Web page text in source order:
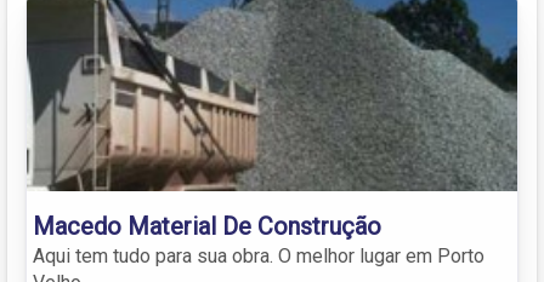
Macedo Material De Construção
Aqui tem tudo para sua obra. O melhor lugar em Porto